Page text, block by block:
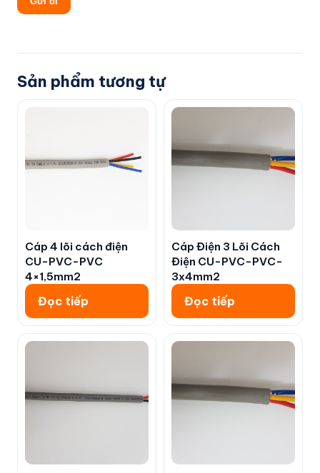
Sản phẩm tương tự
Cáp 4 lõi cách điện
CU-PVC-PVC
4×1,5mm2
Đọc tiếp
Cáp Điện 3 Lõi Cách
Điện CU-PVC-PVC-
3x4mm2
Đọc tiếp